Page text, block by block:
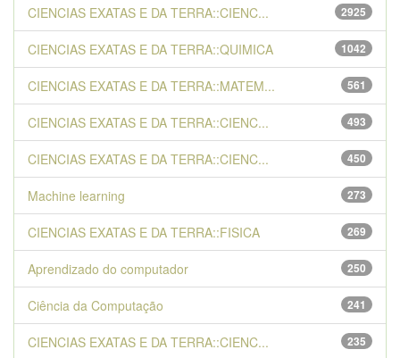
2925
CIENCIAS EXATAS E DA TERRA::CIENC...
1042
CIENCIAS EXATAS E DA TERRA::QUIMICA
561
CIENCIAS EXATAS E DA TERRA::MATEM...
493
CIENCIAS EXATAS E DA TERRA::CIENC...
450
CIENCIAS EXATAS E DA TERRA::CIENC...
273
Machine learning
269
CIENCIAS EXATAS E DA TERRA::FISICA
250
Aprendizado do computador
241
Ciência da Computação
235
CIENCIAS EXATAS E DA TERRA::CIENC...